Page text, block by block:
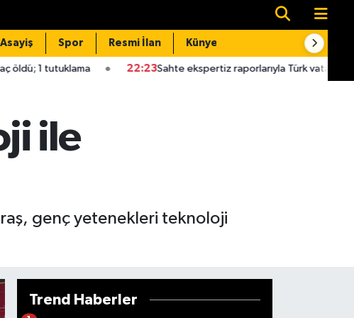
Asayiş Spor Resmi İlan Künye
22:23Sahte ekspertiz raporlarıyla Türk vatandaşlığı kazandıran suç
ile
genç yetenekleri teknoloji
Trend Haberler